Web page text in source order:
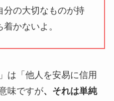
分の大切なものが持
かないよ。
は「他人を安易に信用
味ですが、それは単純